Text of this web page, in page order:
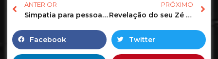
ANTERIOR
Simpatia para pessoas desagradáveis sumir da sua vida
PRÓXIMO
Revelação do seu Zé pra sua vida! | Tarot Responde #tarot #taro #tarô #shorts #tarotresponde
Facebook Twitter